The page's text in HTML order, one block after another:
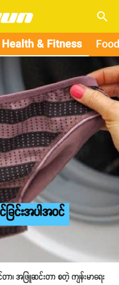
search
Health & Fitness
ြင်းအပါအဝင်
၊ အဖြူဆင်းတာ စတဲ့ ကျန်းမာရေး